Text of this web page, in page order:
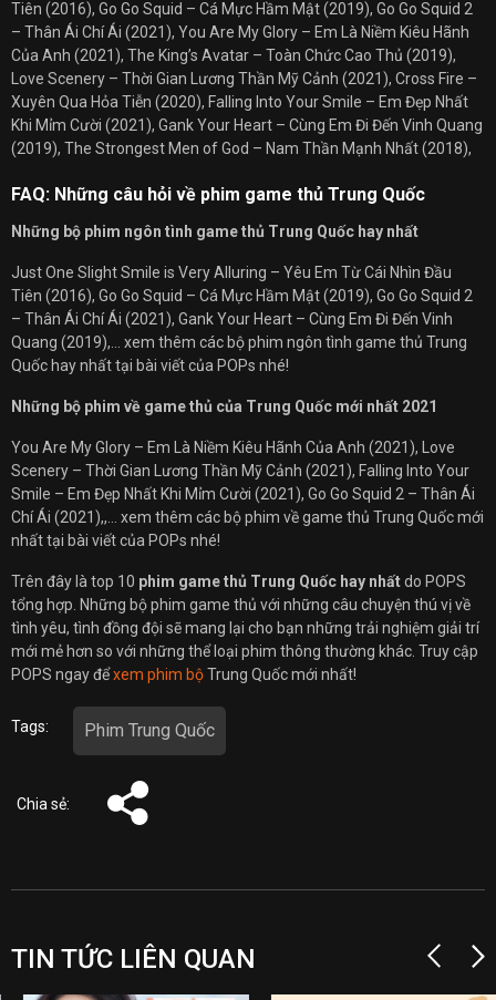
Tiên (2016), Go Go Squid – Cá Mực Hầm Mật (2019), Go Go Squid 2
– Thân Ái Chí Ái (2021), You Are My Glory – Em Là Niềm Kiêu Hãnh
Của Anh (2021), The King’s Avatar – Toàn Chức Cao Thủ (2019),
Love Scenery – Thời Gian Lương Thần Mỹ Cảnh (2021), Cross Fire –
Xuyên Qua Hỏa Tiễn (2020), Falling Into Your Smile – Em Đẹp Nhất
Khi Mỉm Cười (2021), Gank Your Heart – Cùng Em Đi Đến Vinh Quang
(2019), The Strongest Men of God – Nam Thần Mạnh Nhất (2018),
FAQ: Những câu hỏi về phim game thủ Trung Quốc
Những bộ phim ngôn tình game thủ Trung Quốc hay nhất
Just One Slight Smile is Very Alluring – Yêu Em Từ Cái Nhìn Đầu
Tiên (2016), Go Go Squid – Cá Mực Hầm Mật (2019), Go Go Squid 2
– Thân Ái Chí Ái (2021), Gank Your Heart – Cùng Em Đi Đến Vinh
Quang (2019),… xem thêm các bộ phim ngôn tình game thủ Trung
Quốc hay nhất tại bài viết của POPs nhé!
Những bộ phim về game thủ của Trung Quốc mới nhất 2021
You Are My Glory – Em Là Niềm Kiêu Hãnh Của Anh (2021), Love
Scenery – Thời Gian Lương Thần Mỹ Cảnh (2021), Falling Into Your
Smile – Em Đẹp Nhất Khi Mỉm Cười (2021), Go Go Squid 2 – Thân Ái
Chí Ái (2021),,… xem thêm các bộ phim về game thủ Trung Quốc mới
nhất tại bài viết của POPs nhé!
Trên đây là top 10 phim game thủ Trung Quốc hay nhấtdo POPS
tổng hợp. Những bộ phim game thủ với những câu chuyện thú vị về
tình yêu, tình đồng đội sẽ mang lại cho bạn những trải nghiệm giải trí
mới mẻ hơn so với những thể loại phim thông thường khác. Truy cập
POPS ngay đểxem phim bộTrung Quốc mới nhất!
Tags: Phim Trung Quốc
Chia sẻ:
TIN TỨC LIÊN QUAN